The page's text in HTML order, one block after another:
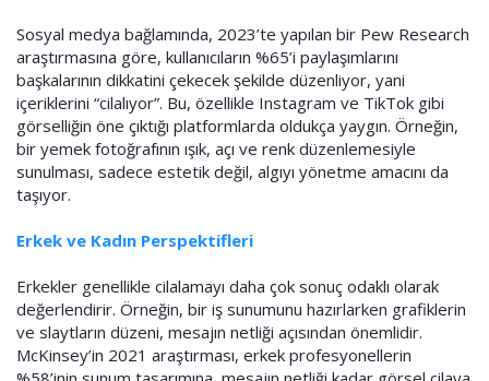
Sosyal medya bağlamında, 2023’te yapılan bir Pew Research
araştırmasına göre, kullanıcıların %65’i paylaşımlarını
başkalarının dikkatini çekecek şekilde düzenliyor, yani
içeriklerini “cilalıyor”. Bu, özellikle Instagram ve TikTok gibi
görselliğin öne çıktığı platformlarda oldukça yaygın. Örneğin,
bir yemek fotoğrafının ışık, açı ve renk düzenlemesiyle
sunulması, sadece estetik değil, algıyı yönetme amacını da
taşıyor.
Erkek ve Kadın Perspektifleri
Erkekler genellikle cilalamayı daha çok sonuç odaklı olarak
değerlendirir. Örneğin, bir iş sunumunu hazırlarken grafiklerin
ve slaytların düzeni, mesajın netliği açısından önemlidir.
McKinsey’in 2021 araştırması, erkek profesyonellerin